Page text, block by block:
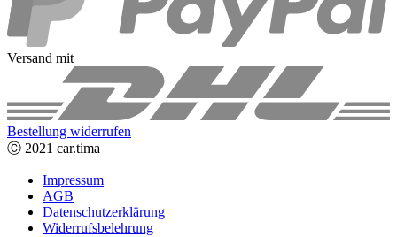
Versand mit
Bestellung widerrufen
Ⓒ 2021 car.tima
Impressum
AGB
Datenschutzerklärung
Widerrufsbelehrung